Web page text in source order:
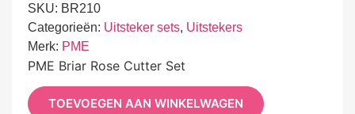
SKU: BR210
Categorieën: Uitsteker sets, Uitstekers
Merk: PME
PME Briar Rose Cutter Set
TOEVOEGEN AAN WINKELWAGEN